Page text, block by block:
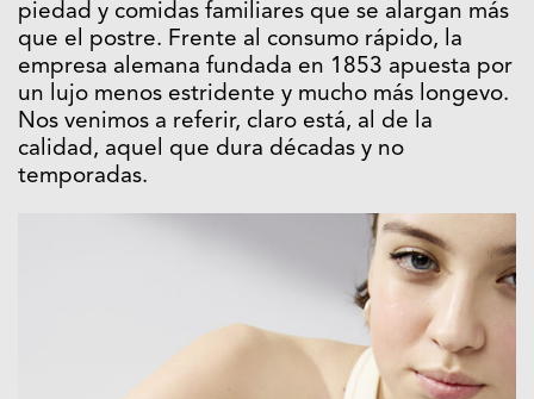
piedad y comidas familiares que se alargan más
que el postre. Frente al consumo rápido, la
empresa alemana fundada en 1853 apuesta por
un lujo menos estridente y mucho más longevo.
Nos venimos a referir, claro está, al de la
calidad, aquel que dura décadas y no
temporadas.